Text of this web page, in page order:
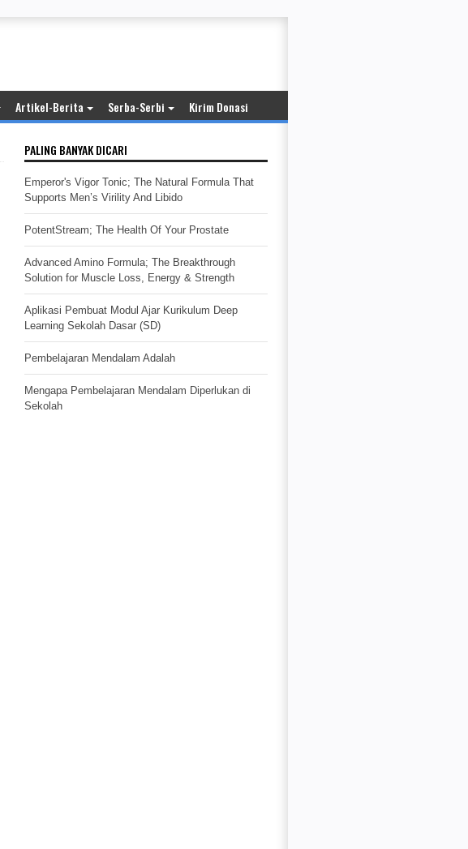
Artikel-Berita Serba-Serbi Kirim Donasi
PALING BANYAK DICARI
Emperor's Vigor Tonic; The Natural Formula That
Supports Men’s Virility And Libido
PotentStream; The Health Of Your Prostate
Advanced Amino Formula; The Breakthrough
Solution for Muscle Loss, Energy & Strength
Aplikasi Pembuat Modul Ajar Kurikulum Deep
Learning Sekolah Dasar (SD)
Pembelajaran Mendalam Adalah
Mengapa Pembelajaran Mendalam Diperlukan di
Sekolah